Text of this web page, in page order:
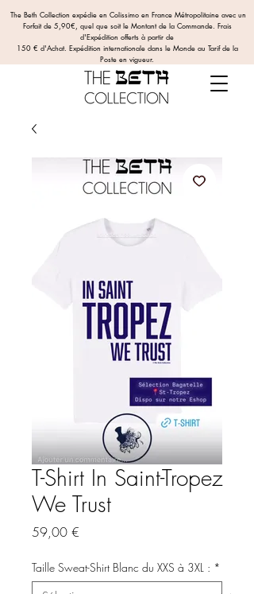
The Beth Collection expédie en Colissimo en France Métropolitaine avec un
Forfait de 5,90€, quel que soit le Montant de la Commande. Frais
d'Expédition offerts à partir de
150 € d'Achat. Expédition internationale dans le Monde au Tarif de la
Poste en vigueur.
T-Shirt In Saint-Tropez
We Trust
59,00 €
Taille Sweat-Shirt Blanc du XXS à 3XL : *